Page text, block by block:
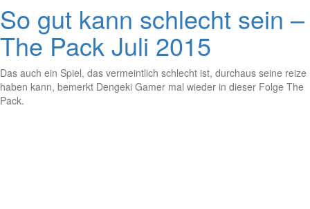
So gut kann schlecht sein –
The Pack Juli 2015
Das auch ein Spiel, das vermeintlich schlecht ist, durchaus seine reize
haben kann, bemerkt Dengeki Gamer mal wieder in dieser Folge The
Pack.